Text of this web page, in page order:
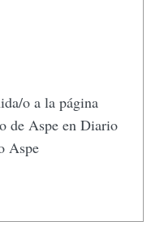
o a la página
de Aspe en Diario
Aspe